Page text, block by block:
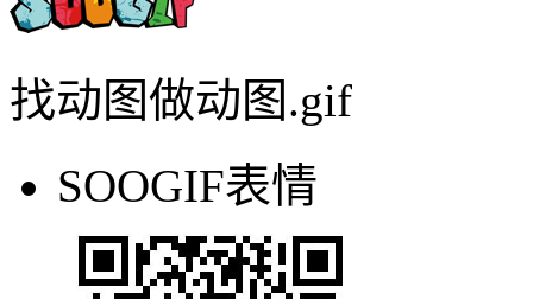
SOOGIF表情